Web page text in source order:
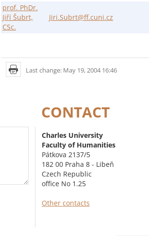
prof. PhDr.
Jiří Šubrt,
CSc.
Jiri.Subrt@ff.cuni.cz
Last change: May 19, 2004 16:46
CONTACT
Charles University
Faculty of Humanities
Pátkova 2137/5
182 00 Praha 8 - Libeň
Czech Republic
office No 1.25
Other contacts